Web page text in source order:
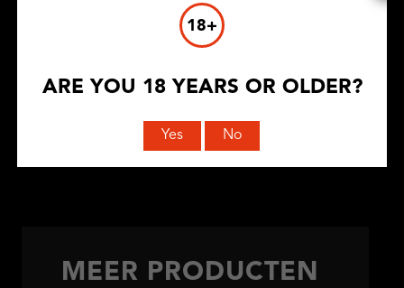
AÑADIR AL CARRITO
MEER PRODUCTEN
18+
ARE YOU 18 YEARS OR OLDER?
Yes No